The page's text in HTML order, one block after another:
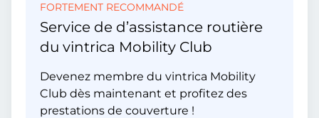
FORTEMENT RECOMMANDÉ
Service de d’assistance routière
du vintrica Mobility Club
Devenez membre du vintrica Mobility
Club dès maintenant et profitez des
prestations de couverture !